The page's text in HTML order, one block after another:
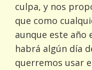
culpa, y nos
que como
aunque este año
habrá algún día
querremos usar